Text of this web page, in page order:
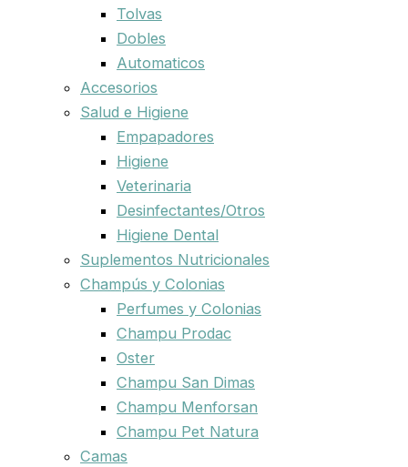
Tolvas
Dobles
Automaticos
Accesorios
Salud e Higiene
Empapadores
Higiene
Veterinaria
Desinfectantes/Otros
Higiene Dental
Suplementos Nutricionales
Champús y Colonias
Perfumes y Colonias
Champu Prodac
Oster
Champu San Dimas
Champu Menforsan
Champu Pet Natura
Camas